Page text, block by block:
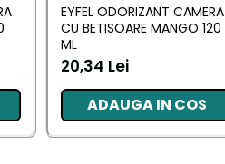
EYFEL ODORIZANT CAMERA
CU BETISOARE MANGO 120
ML
20,34 Lei
ADAUGA IN COS